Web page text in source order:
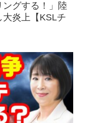
グする！」陸
炎上【KSLチ